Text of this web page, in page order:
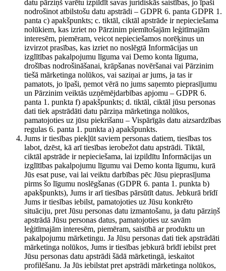
datu pārziņš varētu izpildīt savas juridiskās saistības, jo īpaši
nodrošinot atbilstošu datu apstrādi – GDPR 6. panta GDPR 1.
panta c) apakšpunkts; c. tiktāl, ciktāl apstrāde ir nepieciešama
nolūkiem, kas izriet no Pārzinim piemītošajām leģitīmajām
interesēm, piemēram, veicot nepieciešamos norēķinus un
izvirzot prasības, kas izriet no noslēgtā Informācijas un
izglītības pakalpojumu līguma vai Demo konta līguma,
drošības nodrošināšanai, krāpšanas novēršanai vai Pārzinim
tiešā mārketinga nolūkos, vai saziņai ar jums, ja tas ir
pamatots, jo īpaši, ņemot vērā no jums saņemto pieprasījumu
un Pārzinim veiktās uzņēmējdarbības apjomu – GDPR 6.
panta 1. punkta f) apakšpunkts; d. tiktāl, ciktāl jūsu personas
dati tiek apstrādāti datu pārziņa mārketinga nolūkos,
pamatojoties uz jūsu piekrišanu – Vispārīgās datu aizsardzības
regulas 6. panta 1. punkta a) apakšpunkts.
Jums ir tiesības piekļūt saviem personas datiem, tiesības tos
labot, dzēst, kā arī tiesības ierobežot datu apstrādi. Tiktāl,
ciktāl apstrāde ir nepieciešama, lai izpildītu Informācijas un
izglītības pakalpojumu līgumu vai Demo konta līgumu, kurā
Jūs esat puse, vai lai veiktu darbības pēc Jūsu pieprasījuma
pirms šo līgumu noslēgšanas (GDPR 6. panta 1. punkta b)
apakšpunkts), Jums ir arī tiesības pārsūtīt datus. Jebkurā brīdī
Jums ir tiesības iebilst, pamatojoties uz Jūsu konkrēto
situāciju, pret Jūsu personas datu izmantošanu, ja datu pārziņš
apstrādā Jūsu personas datus, pamatojoties uz savām
leģitīmajām interesēm, piemēram, saistībā ar produktu un
pakalpojumu mārketingu. Ja Jūsu personas dati tiek apstrādāti
mārketinga nolūkos, Jums ir tiesības jebkurā brīdī iebilst pret
Jūsu personas datu apstrādi šādā mārketingā, ieskaitot
profilēšanu. Ja Jūs iebilstat pret apstrādi mārketinga nolūkos,